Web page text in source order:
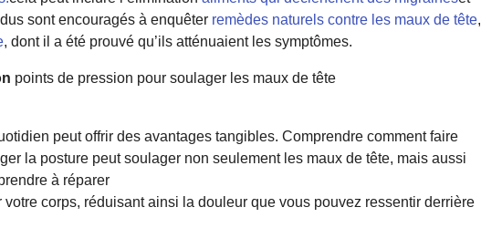
sont encouragés à enquêter remèdes naturels contre les maux de tête,
, dont il a été prouvé qu’ils atténuaient les symptômes.
points de pression pour soulager les maux de tête
peut offrir des avantages tangibles. Comprendre comment faire
la posture peut soulager non seulement les maux de tête, mais aussi
à réparer
corps, réduisant ainsi la douleur que vous pouvez ressentir derrière